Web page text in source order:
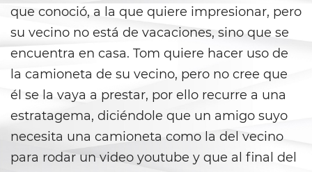
Wet Reckless
Fraud Crimes
Auto Insurance Fraud
Check Fraud
Credit Card Fraud
que conoció, a la que quiere impresionar, pero
su vecino no está de vacaciones, sino que se
encuentra en casa. Tom quiere hacer uso de
la camioneta de su vecino, pero no cree que
él se la vaya a prestar, por ello recurre a una
estratagema, diciéndole que un amigo suyo
necesita una camioneta como la del vecino
para rodar un video youtube y que al final del